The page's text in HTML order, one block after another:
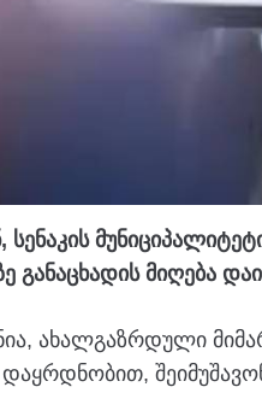
განაცხადის მიღება
ახალგაზრდული